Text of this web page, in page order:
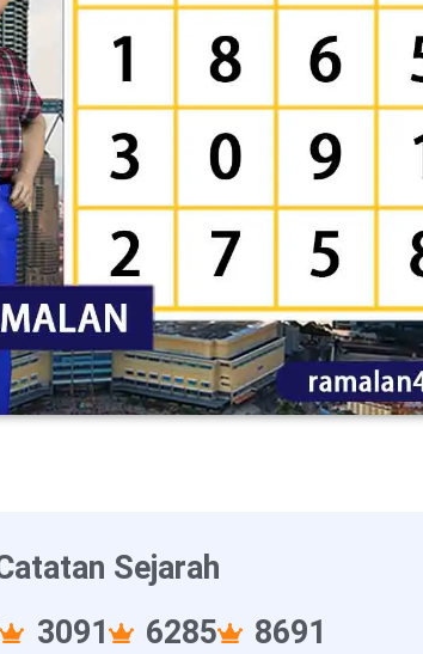
Sejarah
3091 6285 8691